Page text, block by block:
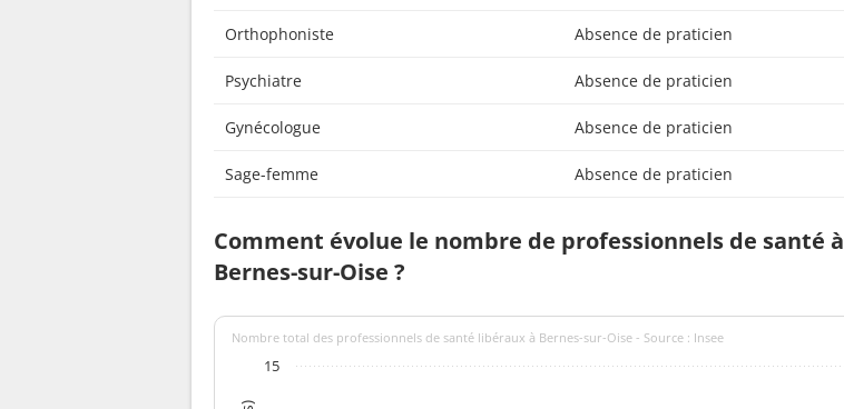
Orthophoniste Absence de praticien
Psychiatre Absence de praticien
Gynécologue Absence de praticien
Sage-femme Absence de praticien
Comment évolue le nombre de professionnels de santé à
Bernes-sur-Oise ?
Nombre total des professionnels de santé libéraux à Bernes-sur-Oise - Source : Insee
15